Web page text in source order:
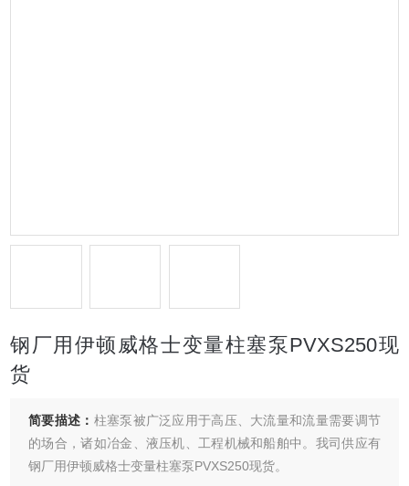
钢厂用伊顿威格士变量柱塞泵PVXS250现
货
简要描述： 柱塞泵被广泛应用于高压、大流量和流量需要调节
的场合，诸如冶金、液压机、工程机械和船舶中。我司供应有
钢厂用伊顿威格士变量柱塞泵PVXS250现货。